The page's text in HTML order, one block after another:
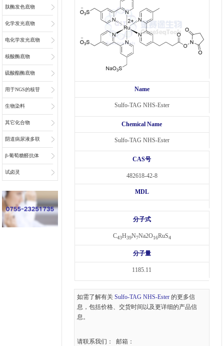
底物
肽酶发色底物
化学发光底物
电化学发光底物
核酸酶底物
硫酸酯酶底物
用于NGS的核苷
和核苷酸
生物染料
其它化合物
阴道病尿液多联
检底物
β-葡萄糖醛抗体
偶联物连接子
试卤灵
Name
Sulfo-TAG NHS-Ester
Chemical Name
Sulfo-TAG NHS-Ester
CAS号
482618-42-8
MDL
分子式
C43H39N7Na2O16RuS4
分子量
1185.11
如需了解有关Sulfo-TAG NHS-Ester 的更多信
息，包括价格、交货时间以及更详细的产品信
息。
请联系我们： 邮箱：